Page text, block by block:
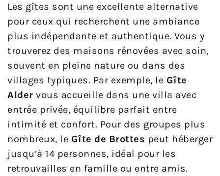
Les gîtes sont une excellente alternative
pour ceux qui recherchent une ambiance
plus indépendante et authentique. Vous y
trouverez des maisons rénovées avec soin,
souvent en pleine nature ou dans des
villages typiques. Par exemple, le Gîte
Alder vous accueille dans une villa avec
entrée privée, équilibre parfait entre
intimité et confort. Pour des groupes plus
nombreux, le Gîte de Brottes peut héberger
jusqu’à 14 personnes, idéal pour les
retrouvailles en famille ou entre amis.